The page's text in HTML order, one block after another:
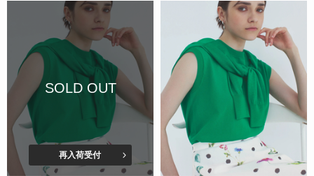
SOLD OUT
再入荷受付